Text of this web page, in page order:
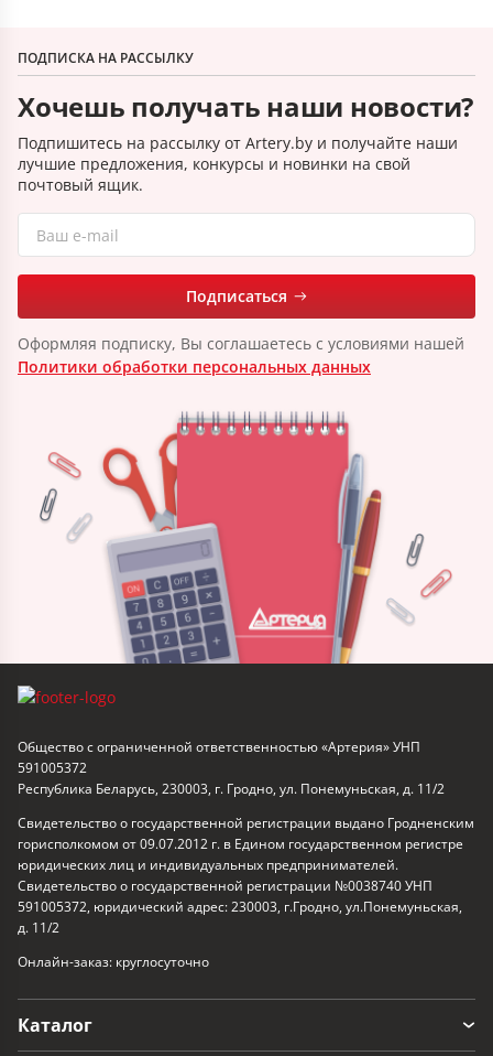
ПОДПИСКА НА РАССЫЛКУ
Хочешь получать наши новости?
Подпишитесь на рассылку от Artery.by и получайте наши
лучшие предложения, конкурсы и новинки на свой
почтовый ящик.
Подписаться
Оформляя подписку, Вы соглашаетесь с условиями нашей
Политики обработки персональных данных
Общество с ограниченной ответственностью «Артерия» УНП
591005372
Республика Беларусь, 230003, г. Гродно, ул. Понемуньская, д. 11/2
Свидетельство о государственной регистрации выдано Гродненским
горисполкомом от 09.07.2012 г. в Едином государственном регистре
юридических лиц и индивидуальных предпринимателей.
Свидетельство о государственной регистрации №0038740 УНП
591005372, юридический адрес: 230003, г.Гродно, ул.Понемуньская,
д. 11/2
Онлайн-заказ: круглосуточно
Каталог